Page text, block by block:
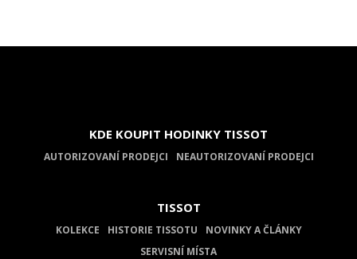
KDE KOUPIT HODINKY TISSOT
AUTORIZOVANÍ PRODEJCI NEAUTORIZOVANÍ PRODEJCI
TISSOT
KOLEKCE HISTORIE TISSOTU
NOVINKY A ČLÁNKY
SERVISNÍ MÍSTA